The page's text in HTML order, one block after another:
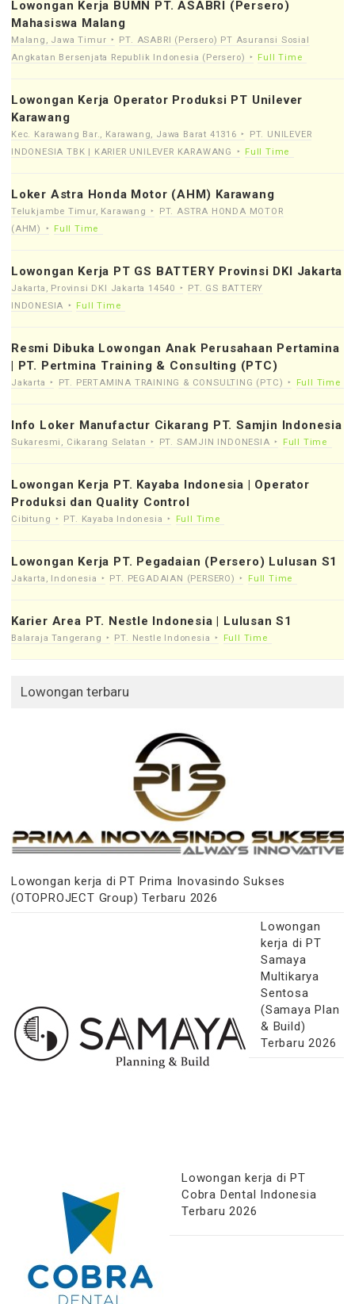
Lowongan Kerja BUMN PT. ASABRI (Persero)
Mahasiswa Malang
Malang, Jawa Timur
PT. ASABRI (Persero) PT Asuransi Sosial
Angkatan Bersenjata Republik Indonesia (Persero)
Full Time
Lowongan Kerja Operator Produksi PT Unilever
Karawang
Kec. Karawang Bar., Karawang, Jawa Barat 41316
PT. UNILEVER
INDONESIA TBK | KARIER UNILEVER KARAWANG
Full Time
Loker Astra Honda Motor (AHM) Karawang
Telukjambe Timur, Karawang
PT. ASTRA HONDA MOTOR
(AHM)
Full Time
Lowongan Kerja PT GS BATTERY Provinsi DKI Jakarta
Jakarta, Provinsi DKI Jakarta 14540
PT. GS BATTERY
INDONESIA
Full Time
Resmi Dibuka Lowongan Anak Perusahaan Pertamina
| PT. Pertmina Training & Consulting (PTC)
Jakarta PT. PERTAMINA TRAINING & CONSULTING (PTC) Full Time
Info Loker Manufactur Cikarang PT. Samjin Indonesia
Sukaresmi, Cikarang Selatan PT. SAMJIN INDONESIA Full Time
Lowongan Kerja PT. Kayaba Indonesia | Operator
Produksi dan Quality Control
Cibitung PT. Kayaba Indonesia Full Time
Lowongan Kerja PT. Pegadaian (Persero) Lulusan S1
Jakarta, Indonesia PT. PEGADAIAN (PERSERO) Full Time
Karier Area PT. Nestle Indonesia | Lulusan S1
Balaraja Tangerang PT. Nestle Indonesia Full Time
Lowongan terbaru
Lowongan kerja di PT Prima Inovasindo Sukses
(OTOPROJECT Group) Terbaru 2026
Lowongan
kerja di PT
Samaya
Multikarya
Sentosa
(Samaya Plan
& Build)
Terbaru 2026
Lowongan kerja di PT
Cobra Dental Indonesia
Terbaru 2026